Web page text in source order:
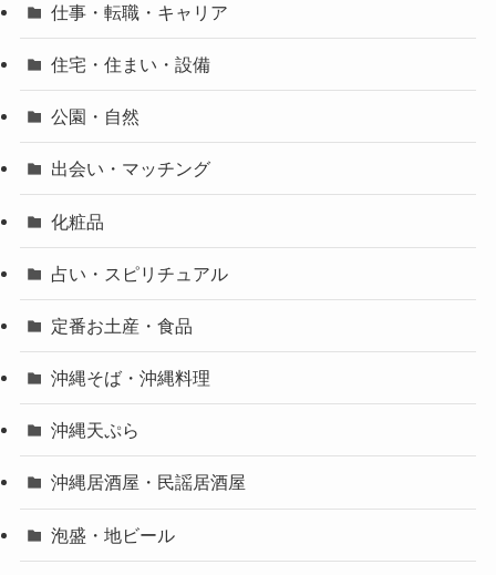
仕事・転職・キャリア
住宅・住まい・設備
公園・自然
出会い・マッチング
化粧品
占い・スピリチュアル
定番お土産・食品
沖縄そば・沖縄料理
沖縄天ぷら
沖縄居酒屋・民謡居酒屋
泡盛・地ビール